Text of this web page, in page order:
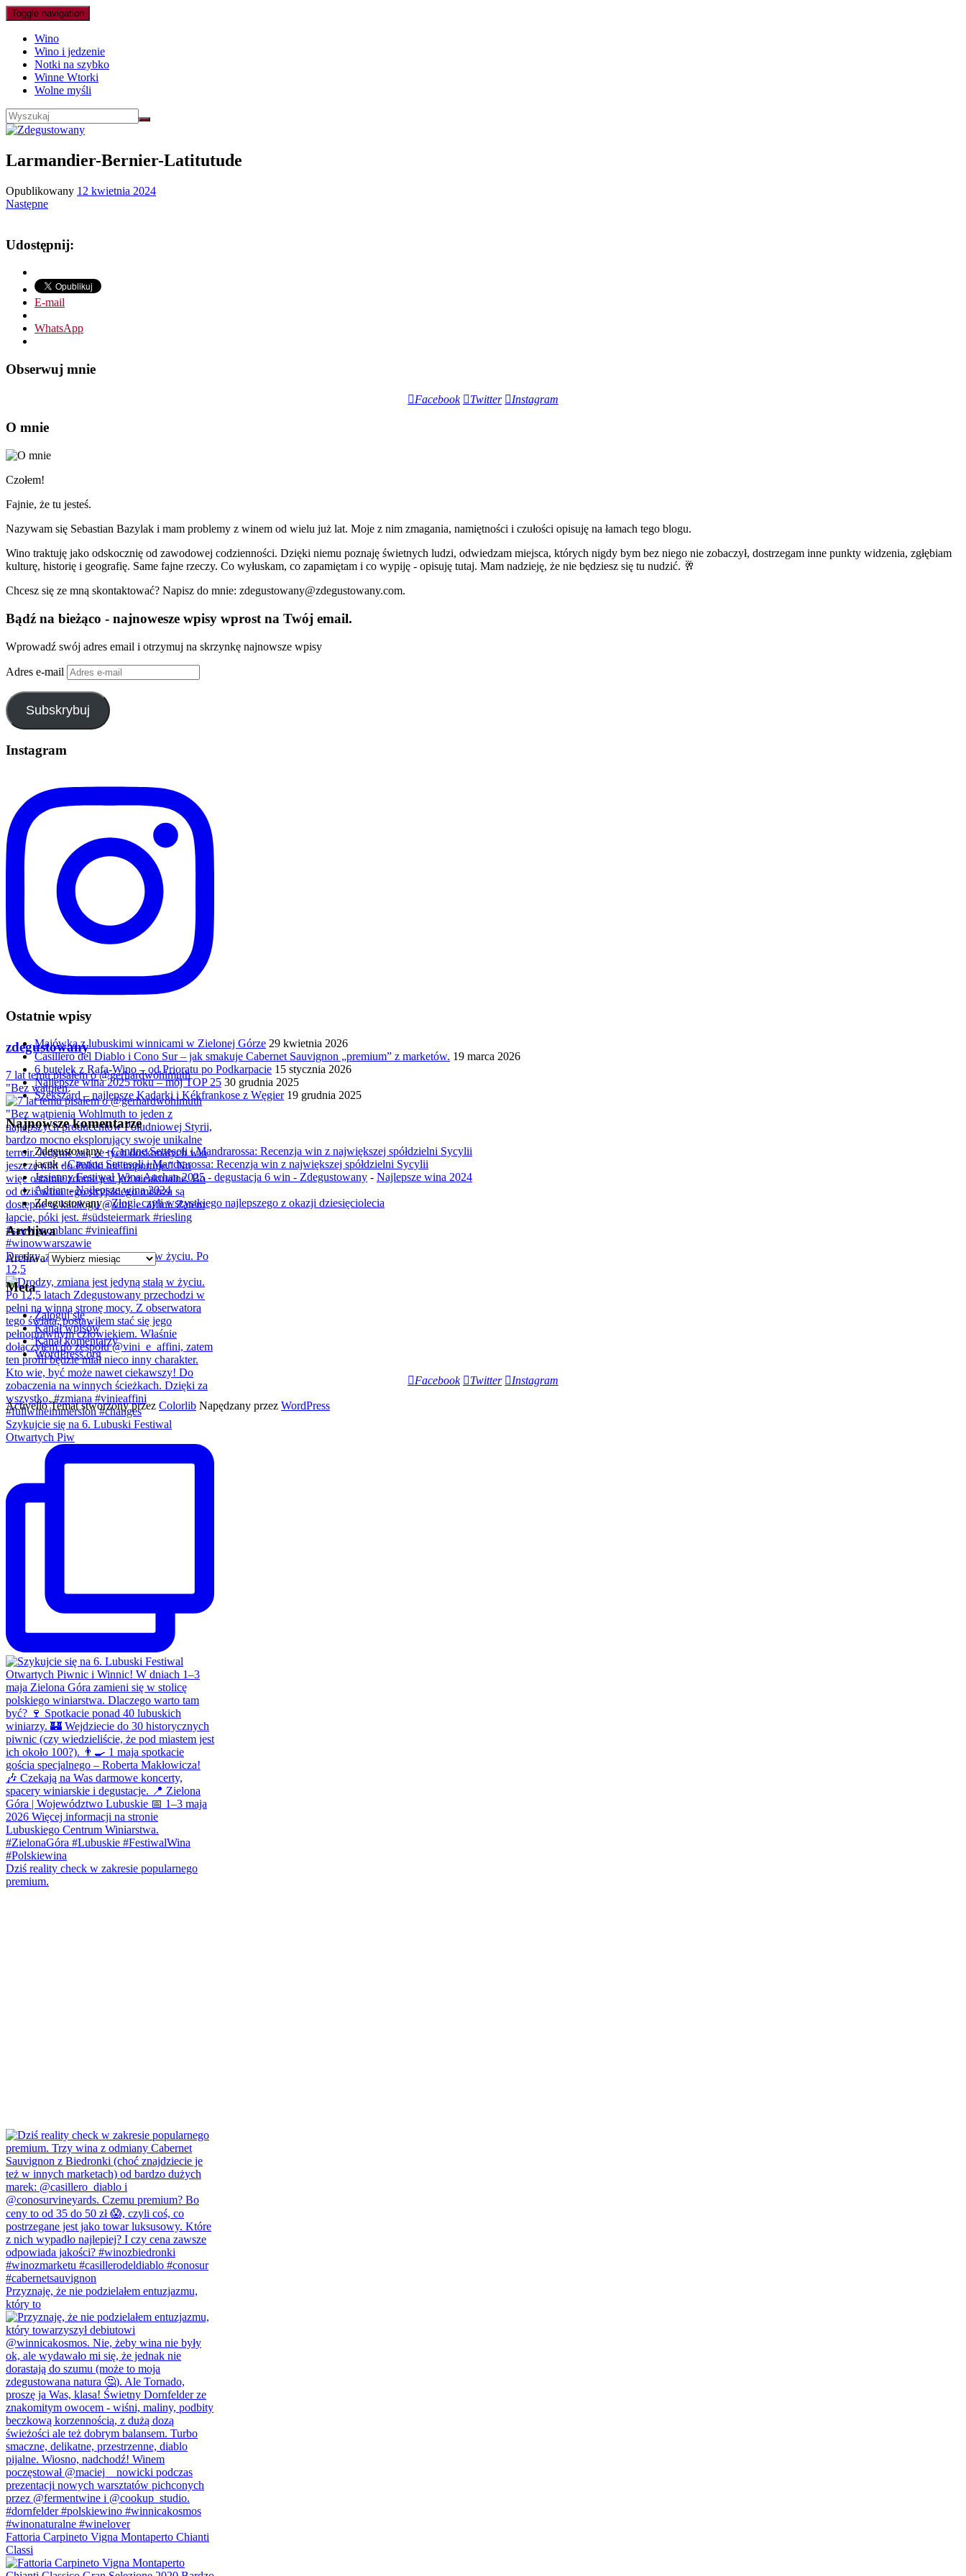
Toggle navigation
Wino
Wino i jedzenie
Notki na szybko
Winne Wtorki
Wolne myśli
Larmandier-Bernier-Latitutude
Opublikowany 12 kwietnia 2024
Następne
Udostępnij:
E-mail
WhatsApp
Obserwuj mnie
Facebook Twitter Instagram
O mnie
Czołem!
Fajnie, że tu jesteś.
Nazywam się Sebastian Bazylak i mam problemy z winem od wielu już lat. Moje z nim zmagania, namiętności i czułości opisuję na łamach tego blogu.
Wino traktuję jako odskocznię od zawodowej codzienności. Dzięki niemu poznaję świetnych ludzi, odwiedzam miejsca, których nigdy bym bez niego nie zobaczył, dostrzegam inne punkty widzenia, zgłębiam
kulturę, historię i geografię. Same fajne rzeczy. Co wyłuskam, co zapamiętam i co wypiję - opisuję tutaj. Mam nadzieję, że nie będziesz się tu nudzić. 🥂
Chcesz się ze mną skontaktować? Napisz do mnie: zdegustowany@zdegustowany.com.
Bądź na bieżąco - najnowesze wpisy wprost na Twój email.
Wprowadź swój adres email i otrzymuj na skrzynkę najnowsze wpisy
Adres e-mail
Subskrybuj
Instagram
zdegustowany
7 lat temu pisałem o @gerhardwohlmuth
"Bez wątpien
Drodzy, zmiana jest jedyną stałą w życiu. Po
12,5
Szykujcie się na 6. Lubuski Festiwal
Otwartych Piw
Dziś reality check w zakresie popularnego
premium.
Przyznaję, że nie podzielałem entuzjazmu,
który to
Fattoria Carpineto Vigna Montaperto Chianti
Classi
Ostatnie wpisy
Majówka z lubuskimi winnicami w Zielonej Górze 29 kwietnia 2026
Casillero del Diablo i Cono Sur – jak smakuje Cabernet Sauvignon „premium” z marketów. 19 marca 2026
6 butelek z Rafa-Wino – od Prioratu po Podkarpacie 15 stycznia 2026
Najlepsze wina 2025 roku – mój TOP 25 30 grudnia 2025
Szekszárd – najlepsze Kadarki i Kékfrankose z Węgier 19 grudnia 2025
Najnowsze komentarze
Zdegustowany-Cantine Settesoli i Mandrarossa: Recenzja win z największej spółdzielni Sycylii
jacek -Cantine Settesoli i Mandrarossa: Recenzja win z największej spółdzielni Sycylii
Jesienny Festiwal Wina Auchan 2025 - degustacja 6 win - Zdegustowany - Najlepsze wina 2024
Adrian-Najlepsze wina 2024
Zdegustowany-Złogi, czyli wszystkiego najlepszego z okazji dziesięciolecia
Archiwa
Archiwa
Meta
Zaloguj się
Kanał wpisów
Kanał komentarzy
WordPress.org
Facebook Twitter Instagram
Activello Temat stworzony przez Colorlib Napędzany przez WordPress